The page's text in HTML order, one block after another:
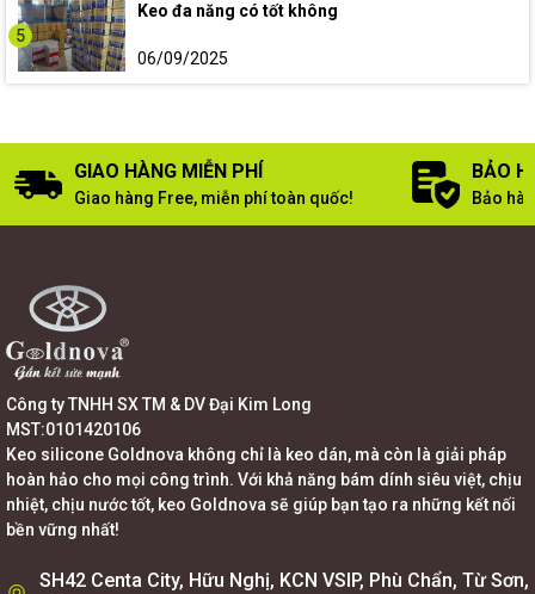
5
Keo đa năng có tốt không
06/09/2025
GIAO HÀNG MIỄN PHÍ
Giao hàng Free, miễn phí toàn quốc!
BẢO
Bảo
Công ty TNHH SX TM & DV Đại Kim Long
MST:0101420106
Keo silicone Goldnova không chỉ là keo dán, mà còn là giải pháp
hoàn hảo cho mọi công trình. Với khả năng bám dính siêu việt, chịu
nhiệt, chịu nước tốt, keo Goldnova sẽ giúp bạn tạo ra những kết nối
bền vững nhất!
SH42 Centa City, Hữu Nghị, KCN VSIP, Phù Chẩn, Từ Sơn,